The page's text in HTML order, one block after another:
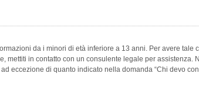
da i minori di età inferiore a 13 anni. Per avere tale
in contatto con un consulente legale per assistenza.
eccezione di quanto indicato nella domanda “Chi devo